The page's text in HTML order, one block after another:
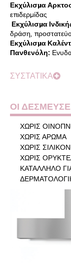
Εκχύλισμα
επιδερμίδας
Εκχύλισμα
δράση,
Εκχύλισμα
Πανθενόλη:
ΣΥΣΤΑΤΙΚΑ
ΟΙ
ΧΩΡΙΣ
ΧΩΡΙΣ ΑΡΩΜΑ
ΧΩΡΙΣ
ΧΩΡΙΣ
ΚΑΤΑΛΛΗΛΟ